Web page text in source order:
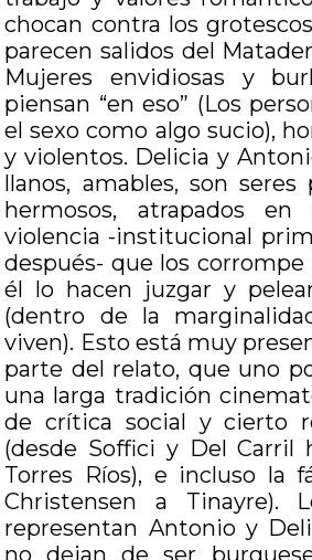
chocan contra los
parecen salidos del
Mujeres envidiosas y
piensan “en eso” (Los
el sexo como algo sucio),
y violentos. Delicia y
llanos, amables, son seres
hermosos, atrapados
violencia -institucional
después- que los corrompe
él lo hacen juzgar y
(dentro de la
viven). Esto está muy
parte del relato, que uno
una larga tradición
de crítica social y cierto
(desde Soffici y Del Carril
Torres Ríos), e incluso la
Christensen a Tinayre).
representan Antonio y
no dejan de ser